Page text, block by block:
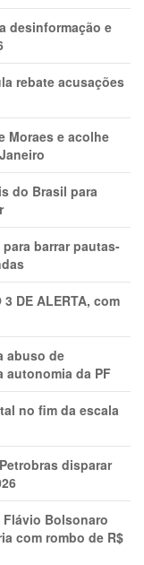
desinformação e
rebate acusações
Moraes e acolhe
do Brasil para
barrar pautas-
DE ALERTA, com
abuso de
autonomia da PF
no fim da escala
disparar
Flávio Bolsonaro
com rombo de R$